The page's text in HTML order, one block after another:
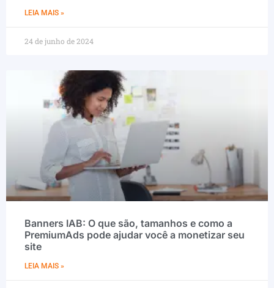
LEIA MAIS »
24 de junho de 2024
Banners IAB: O que são, tamanhos e como a
PremiumAds pode ajudar você a monetizar seu
site
LEIA MAIS »